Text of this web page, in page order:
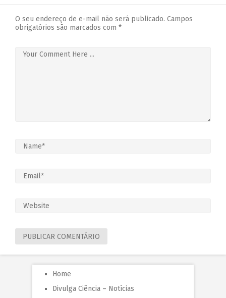
O seu endereço de e-mail não será publicado. Campos
obrigatórios são marcados com *
Home
Divulga Ciência – Notícias